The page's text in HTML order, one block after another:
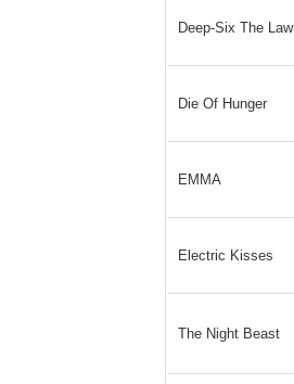
Deep-Six The Law
Die Of Hunger
EMMA
Electric Kisses
The Night Beast